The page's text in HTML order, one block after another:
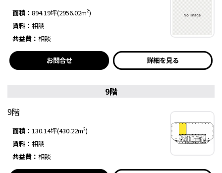
面積： 894.19坪(2956.02m²)
賃料： 相談
共益費： 相談
お問合せ 詳細を見る
9階
9階
面積： 130.14坪(430.22m²)
賃料： 相談
共益費： 相談